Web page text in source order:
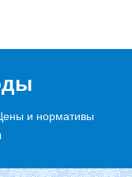
и нормативы